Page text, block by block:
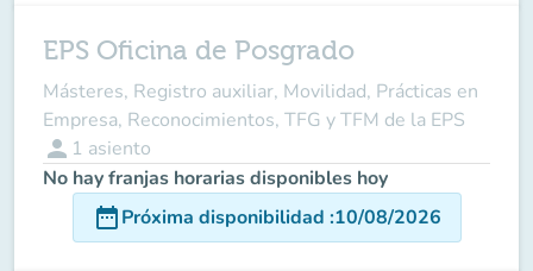
EPS Oficina de Posgrado
Másteres, Registro auxiliar, Movilidad, Prácticas en
Empresa, Reconocimientos, TFG y TFM de la EPS
person 1 asiento
No hay franjas horarias disponibles hoy
date_rangePróxima disponibilidad :10/08/2026